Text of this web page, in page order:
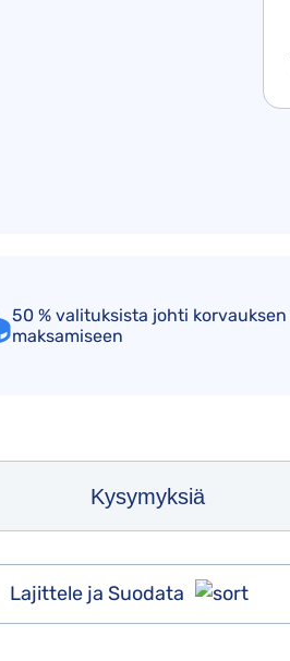
50 % valituksista johti korvauksen
maksamiseen
Kysymyksiä
Lajittele ja Suodata